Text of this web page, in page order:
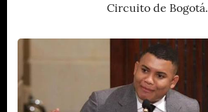
Circuito de Bogotá.